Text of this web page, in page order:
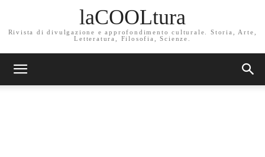
laCOOLtura
Rivista di divulgazione e approfondimento culturale. Storia, Arte,
Letteratura, Filosofia, Scienze.